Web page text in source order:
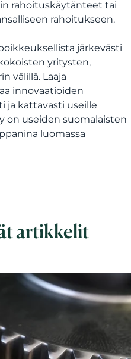
rahoituskäytänteet tai
rahoitukseen.
järkevästi
yritysten,
välillä. Laaja
innovaatioiden
ja kattavasti useille
on useiden suomalaisten
luomassa
artikkelit